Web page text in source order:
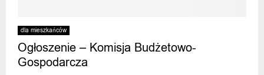
dla mieszkańców
Ogłoszenie – Komisja Budżetowo-
Gospodarcza